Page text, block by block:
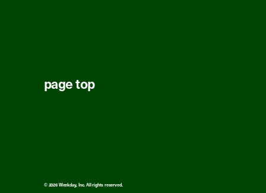
page top
© 2026 Weekday, Inc. All rights reserved.